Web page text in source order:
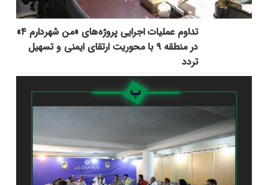
تداوم عملیات اجرایی پروژه‌های «من شهردارم ۴»
در منطقه ۹ با محوریت ارتقای ایمنی و تسهیل
تردد